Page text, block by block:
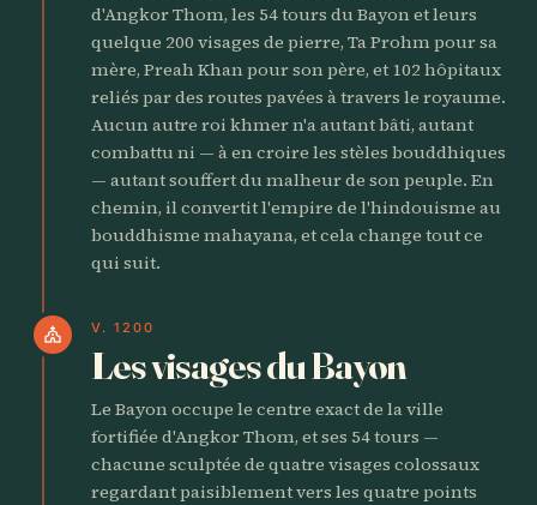
d'Angkor Thom, les 54 tours du Bayon et leurs
quelque 200 visages de pierre, Ta Prohm pour sa
mère, Preah Khan pour son père, et 102 hôpitaux
reliés par des routes pavées à travers le royaume.
Aucun autre roi khmer n'a autant bâti, autant
combattu ni — à en croire les stèles bouddhiques
— autant souffert du malheur de son peuple. En
chemin, il convertit l'empire de l'hindouisme au
bouddhisme mahayana, et cela change tout ce
qui suit.
church V. 1200
Les visages du Bayon
Le Bayon occupe le centre exact de la ville
fortifiée d'Angkor Thom, et ses 54 tours —
chacune sculptée de quatre visages colossaux
regardant paisiblement vers les quatre points